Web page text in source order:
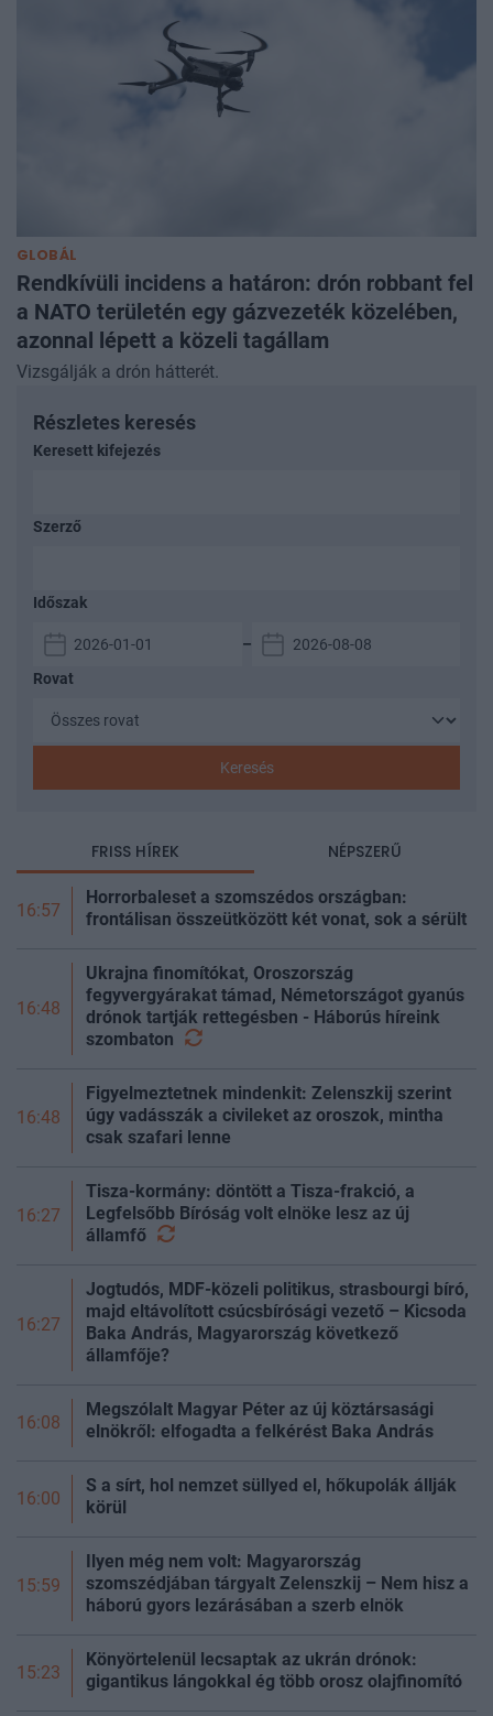
GLOBÁL
Rendkívüli incidens a határon: drón robbant fel
a NATO területén egy gázvezeték közelében,
azonnal lépett a közeli tagállam
Vizsgálják a drón hátterét.
Részletes keresés
Keresett kifejezés
Szerző
Időszak
–
Rovat
Keresés
FRISS HÍREK NÉPSZERŰ
16:57
Horrorbaleset a szomszédos országban:
frontálisan összeütközött két vonat, sok a sérült
16:48
Ukrajna finomítókat, Oroszország
fegyvergyárakat támad, Németországot gyanús
drónok tartják rettegésben - Háborús híreink
szombaton
16:48
Figyelmeztetnek mindenkit: Zelenszkij szerint
úgy vadásszák a civileket az oroszok, mintha
csak szafari lenne
16:27
Tisza-kormány: döntött a Tisza-frakció, a
Legfelsőbb Bíróság volt elnöke lesz az új
államfő
16:27
Jogtudós, MDF-közeli politikus, strasbourgi bíró,
majd eltávolított csúcsbírósági vezető – Kicsoda
Baka András, Magyarország következő
államfője?
16:08
Megszólalt Magyar Péter az új köztársasági
elnökről: elfogadta a felkérést Baka András
16:00
S a sírt, hol nemzet süllyed el, hőkupolák állják
körül
15:59
Ilyen még nem volt: Magyarország
szomszédjában tárgyalt Zelenszkij – Nem hisz a
háború gyors lezárásában a szerb elnök
15:23
Könyörtelenül lecsaptak az ukrán drónok:
gigantikus lángokkal ég több orosz olajfinomító